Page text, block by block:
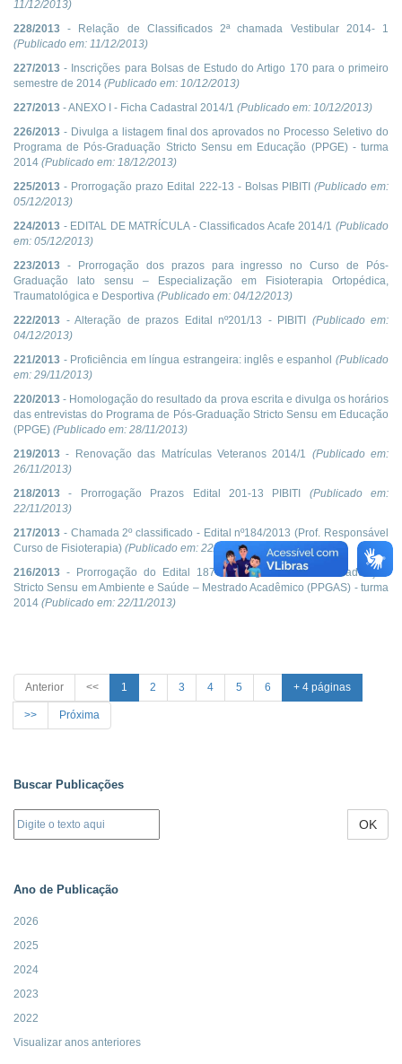
11/12/2013)
228/2013 - Relação de Classificados 2ª chamada Vestibular 2014- 1
(Publicado em: 11/12/2013)
227/2013 - Inscrições para Bolsas de Estudo do Artigo 170 para o primeiro
semestre de 2014 (Publicado em: 10/12/2013)
227/2013 - ANEXO I - Ficha Cadastral 2014/1 (Publicado em: 10/12/2013)
226/2013 - Divulga a listagem final dos aprovados no Processo Seletivo do
Programa de Pós-Graduação Stricto Sensu em Educação (PPGE) - turma
2014 (Publicado em: 18/12/2013)
225/2013 - Prorrogação prazo Edital 222-13 - Bolsas PIBITI (Publicado em:
05/12/2013)
224/2013 - EDITAL DE MATRÍCULA - Classificados Acafe 2014/1 (Publicado
em: 05/12/2013)
223/2013 - Prorrogação dos prazos para ingresso no Curso de Pós-
Graduação lato sensu – Especialização em Fisioterapia Ortopédica,
Traumatológica e Desportiva (Publicado em: 04/12/2013)
222/2013 - Alteração de prazos Edital nº201/13 - PIBITI (Publicado em:
04/12/2013)
221/2013 - Proficiência em língua estrangeira: inglês e espanhol (Publicado
em: 29/11/2013)
220/2013 - Homologação do resultado da prova escrita e divulga os horários
das entrevistas do Programa de Pós-Graduação Stricto Sensu em Educação
(PPGE) (Publicado em: 28/11/2013)
219/2013 - Renovação das Matrículas Veteranos 2014/1 (Publicado em:
26/11/2013)
218/2013 - Prorrogação Prazos Edital 201-13 PIBITI (Publicado em:
22/11/2013)
217/2013 - Chamada 2º classificado - Edital nº184/2013 (Prof. Responsável
Curso de Fisioterapia) (Publicado em: 22/11/2013
216/2013 - Prorrogação do Edital 187-13 Programa de Pós-Graduação
Stricto Sensu em Ambiente e Saúde – Mestrado Acadêmico (PPGAS) - turma
2014 (Publicado em: 22/11/2013)
Anterior << 1 2 3 4 5 6 + 4 páginas
>> Próxima
Buscar Publicações
OK
Ano de Publicação
2026
2025
2024
2023
2022
Visualizar anos anteriores